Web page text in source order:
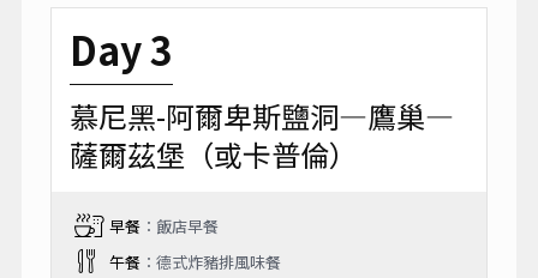
Day 3
慕尼黑-阿爾卑斯鹽洞—鷹巢—
薩爾茲堡（或卡普倫）
早餐：飯店早餐
午餐：德式炸豬排風味餐